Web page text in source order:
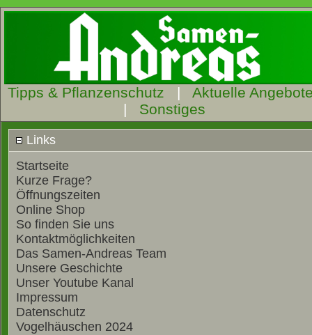
Tipps & Pflanzenschutz | Aktuelle
| Sonstiges
Links
Startseite
Kurze Frage?
Öffnungszeiten
Online Shop
So finden Sie uns
Kontaktmöglichkeiten
Das Samen-Andreas Team
Unsere Geschichte
Unser Youtube Kanal
Impressum
Datenschutz
Vogelhäuschen 2024